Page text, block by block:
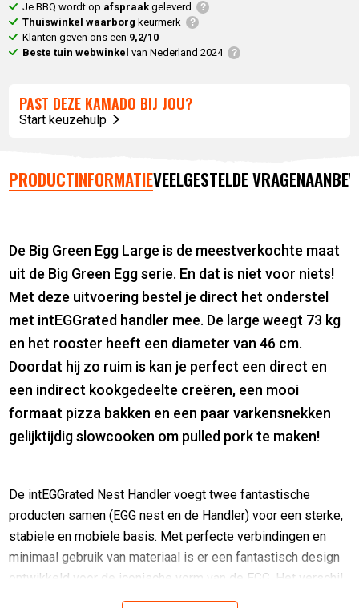
Je BBQ wordt op afspraak geleverd
Thuiswinkel waarborg keurmerk
Klanten geven ons een 9,2/10
Beste tuin webwinkel van Nederland 2024
PAST DEZE KAMADO BIJ JOU?
Start keuzehulp
PRODUCTINFORMATIEVEELGESTELDE VRAGEN
De Big Green Egg Large is de meestverkochte maat
uit de Big Green Egg serie. En dat is niet voor niets!
Met deze uitvoering bestel je direct het onderstel
met intEGGrated handler mee. De large weegt 73 kg
en het rooster heeft een diameter van 46 cm.
Doordat hij zo ruim is kan je perfect een direct en
een indirect kookgedeelte creëren, een mooi
formaat pizza bakken en een paar varkensnekken
gelijktijdig slowcooken om pulled pork te maken!
De intEGGrated Nest Handler voegt twee fantastische
producten samen (EGG nest en de Handler) voor een sterke,
stabiele en mobiele basis. Met perfecte verbindingen en
minimaal gebruik van materiaal is er een fantastisch design
ontwikkeld voor de iconische vorm van de EGG. Het verschil
met het normale onderstel is dat de EGG geen buizen meer